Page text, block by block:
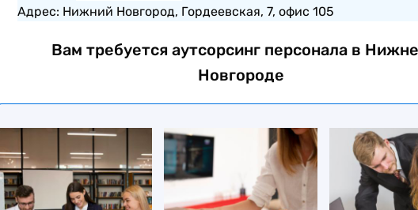
Адрес: Нижний Новгород, Гордеевская, 7, офис 105
Вам требуется аутсорсинг персонала в
Новгороде